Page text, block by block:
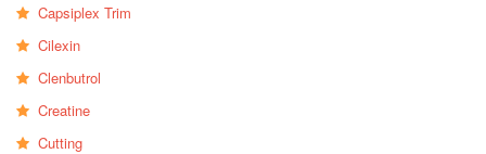
Capsiplex Trim
Cilexin
Clenbutrol
Creatine
Cutting